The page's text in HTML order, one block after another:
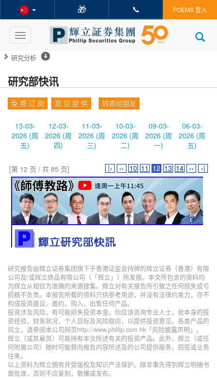
🎁 📞 POEMS 登入
Toggle
navigation
研究分析
研究部快讯
免 费 订 阅 意 见 提 供 转寄给朋友
13-03-
2026 (周
五)
12-03-
2026 (周
四)
11-03-
2026 (周
三)
10-03-
2026 (周
二)
09-03-
2026 (周
一)
06-03-
2026 (周
五)
[第 12 页 / 共 85 页] |‹ ‹‹ 10 11 12 13 14 ›› ›|
研究报告由辉立证券集团旗下于香港证监会持牌的辉立证券（香港）有限
公司及/或辉立商品有限公司（「辉立」）所发报。本文所包含的资料均
为辉立从相信为准确的来源搜集。辉立对有关报告所引致之任何损失或亏
损概不负责。本报告所载的资料只供参考用途，并没有法律约束力，亦不
构成投资建议，邀约，购入，出售任何产品。
投资涉及风险，有可能损失投资本金。你应该咨询专业人士，就本身的投
资经验，财务状况，个人目标及风险取向，以提供投资意见。各类产品的
风立，请参阅本公司网页http://www.phillip.com.hk「风险披露声明」。
辉立（或其雇员）可能持有本文所述有关的投资产品。此外，辉立（或任
何附属公司）随时可能替向报告内容所述及的公司提供服务，招揽或业务
往来。
以上资料为辉立拥有并受版权及知识产法保护。除非事先得到辉立明确书
面批准，否则不应复制，散播或发布。